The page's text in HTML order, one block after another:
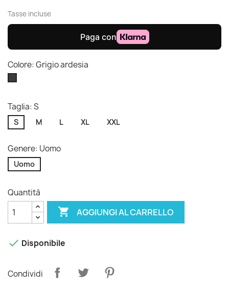
Tasse incluse
Colore: Grigio ardesia
Taglia: S
S M L XL XXL
Genere: Uomo
Uomo
Quantità
 AGGIUNGI AL CARRELLO
 Disponibile
Condividi